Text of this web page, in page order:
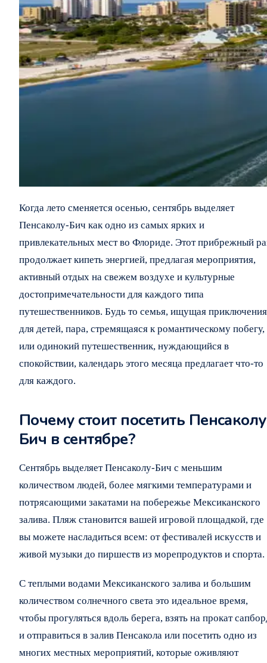
Когда лето сменяется осенью, сентябрь выделяет
Пенсаколу-Бич как одно из самых ярких и
привлекательных мест во Флориде. Этот прибрежный
продолжает кипеть энергией, предлагая мероприятия,
активный отдых на свежем воздухе и культурные
достопримечательности для каждого типа
путешественников. Будь то семья, ищущая приключения
для детей, пара, стремящаяся к романтическому побегу,
или одинокий путешественник, нуждающийся в
спокойствии, календарь этого месяца предлагает что-то
для каждого.
Почему стоит посетить
Бич в сентябре?
Сентябрь выделяет Пенсаколу-Бич с меньшим
количеством людей, более мягкими температурами и
потрясающими закатами на побережье Мексиканского
залива. Пляж становится вашей игровой площадкой, где
вы можете насладиться всем: от фестивалей искусств и
живой музыки до пиршеств из морепродуктов и спорта.
С теплыми водами Мексиканского залива и большим
количеством солнечного света это идеальное время,
чтобы прогуляться вдоль берега, взять на прокат
и отправиться в залив Пенсакола или посетить одно из
многих местных мероприятий, которые оживляют